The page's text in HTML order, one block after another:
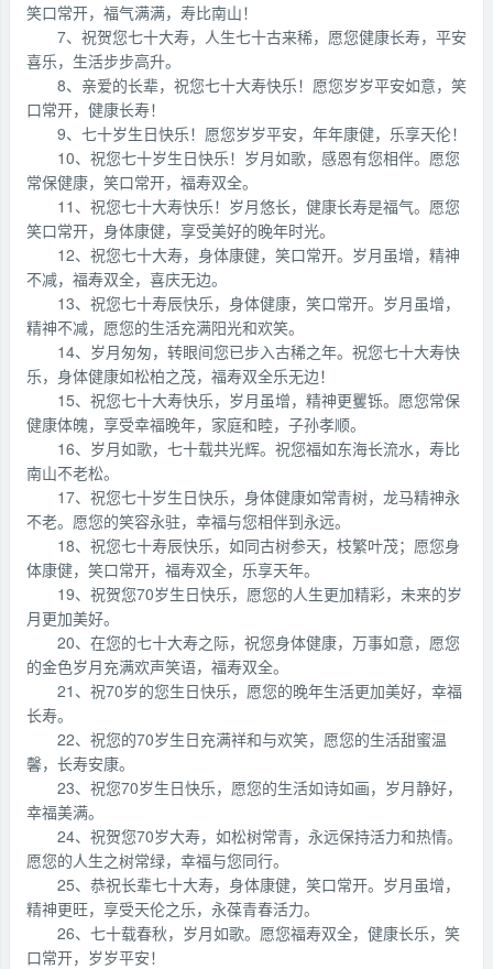
笑口常开，福气满满，寿比南山！
7、祝贺您七十大寿，人生七十古来稀，愿您健康长寿，平安
喜乐，生活步步高升。
8、亲爱的长辈，祝您七十大寿快乐！愿您岁岁平安如意，笑
口常开，健康长寿！
9、七十岁生日快乐！愿您岁岁平安，年年康健，乐享天伦！
10、祝您七十岁生日快乐！岁月如歌，感恩有您相伴。愿您
常保健康，笑口常开，福寿双全。
11、祝您七十大寿快乐！岁月悠长，健康长寿是福气。愿您
笑口常开，身体康健，享受美好的晚年时光。
12、祝您七十大寿，身体康健，笑口常开。岁月虽增，精神
不减，福寿双全，喜庆无边。
13、祝您七十寿辰快乐，身体健康，笑口常开。岁月虽增，
精神不减，愿您的生活充满阳光和欢笑。
14、岁月匆匆，转眼间您已步入古稀之年。祝您七十大寿快
乐，身体健康如松柏之茂，福寿双全乐无边！
15、祝您七十大寿快乐，岁月虽增，精神更矍铄。愿您常保
健康体魄，享受幸福晚年，家庭和睦，子孙孝顺。
16、岁月如歌，七十载共光辉。祝您福如东海长流水，寿比
南山不老松。
17、祝您七十岁生日快乐，身体健康如常青树，龙马精神永
不老。愿您的笑容永驻，幸福与您相伴到永远。
18、祝您七十寿辰快乐，如同古树参天，枝繁叶茂；愿您身
体康健，笑口常开，福寿双全，乐享天年。
19、祝贺您70岁生日快乐，愿您的人生更加精彩，未来的岁
月更加美好。
20、在您的七十大寿之际，祝您身体健康，万事如意，愿您
的金色岁月充满欢声笑语，福寿双全。
21、祝70岁的您生日快乐，愿您的晚年生活更加美好，幸福
长寿。
22、祝您的70岁生日充满祥和与欢笑，愿您的生活甜蜜温
馨，长寿安康。
23、祝您70岁生日快乐，愿您的生活如诗如画，岁月静好，
幸福美满。
24、祝贺您70岁大寿，如松树常青，永远保持活力和热情。
愿您的人生之树常绿，幸福与您同行。
25、恭祝长辈七十大寿，身体康健，笑口常开。岁月虽增，
精神更旺，享受天伦之乐，永葆青春活力。
26、七十载春秋，岁月如歌。愿您福寿双全，健康长乐，笑
口常开，岁岁平安！